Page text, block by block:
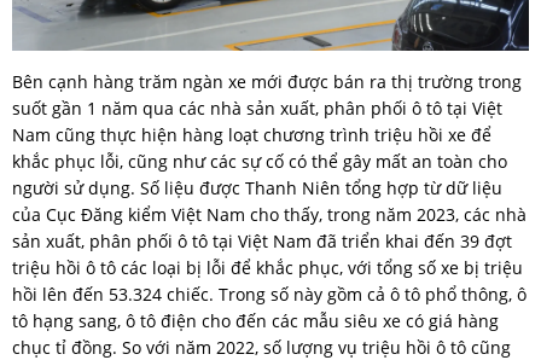
Bên cạnh hàng trăm ngàn xe mới được bán ra thị trường trong
suốt gần 1 năm qua các nhà sản xuất, phân phối ô tô tại Việt
Nam cũng thực hiện hàng loạt chương trình triệu hồi xe để
khắc phục lỗi, cũng như các sự cố có thể gây mất an toàn cho
người sử dụng. Số liệu được Thanh Niên tổng hợp từ dữ liệu
của Cục Đăng kiểm Việt Nam cho thấy, trong năm 2023, các nhà
sản xuất, phân phối ô tô tại Việt Nam đã triển khai đến 39 đợt
triệu hồi ô tô các loại bị lỗi để khắc phục, với tổng số xe bị triệu
hồi lên đến 53.324 chiếc. Trong số này gồm cả ô tô phổ thông, ô
tô hạng sang, ô tô điện cho đến các mẫu siêu xe có giá hàng
chục tỉ đồng. So với năm 2022, số lượng vụ triệu hồi ô tô cũng